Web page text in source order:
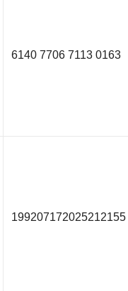
6140 7706 7113 0163
199207172025212155